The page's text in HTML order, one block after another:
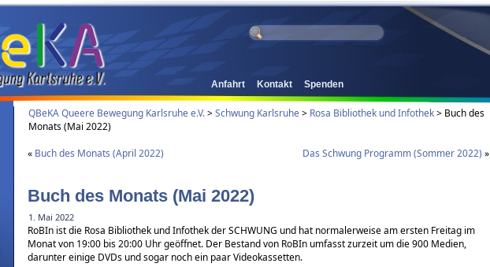
Anfahrt Kontakt Spenden
QBeKA Queere Bewegung Karlsruhe e.V.>Schwung Karlsruhe> Rosa Bibliothek und Infothek> Buch des
Monats (Mai 2022)
« Buch des Monats (April 2022) Das Schwung Programm (Sommer 2022) »
Buch des Monats (Mai 2022)
1. Mai 2022
RoBIn ist die Rosa Bibliothek und Infothek der SCHWUNG und hat normalerweise am ersten Freitag im
Monat von 19:00 bis 20:00 Uhr geöffnet. Der Bestand von RoBIn umfasst zurzeit um die 900 Medien,
darunter einige DVDs und sogar noch ein paar Videokassetten.